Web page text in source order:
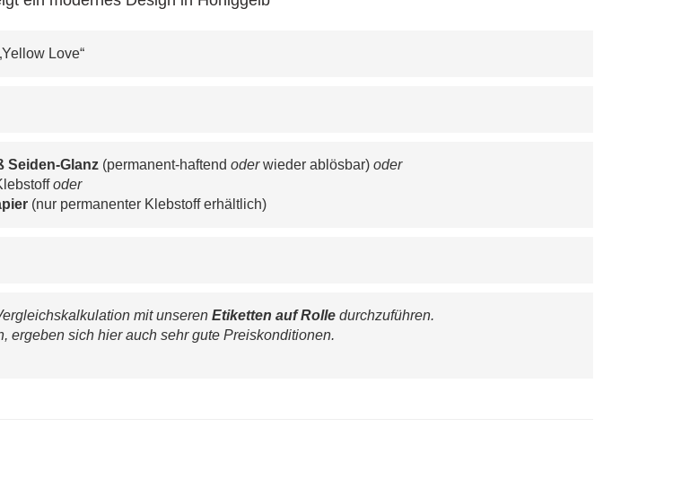
Love“
Seiden-Glanz (permanent-haftend oder wieder ablösbar) oder
oder
(nur permanenter Klebstoff erhältlich)
mit unseren Etiketten auf Rolle durchzuführen.
ergeben sich hier auch sehr gute Preiskonditionen.